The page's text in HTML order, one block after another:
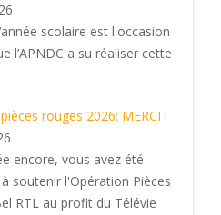
scolaire est l'occasion
l’APNDC a su réaliser cette
rouges 2026: MERCI !
encore, vous avez été
soutenir l'Opération Pièces
RTL au profit du Télévie